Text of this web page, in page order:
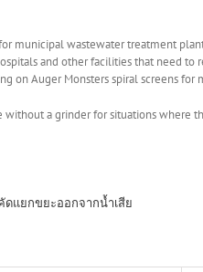
municipal wastewater treatment
and other facilities that need to
on Auger Monsters spiral screens for
without a grinder for situations where
ดแยกขยะออกจากน้ำเสีย